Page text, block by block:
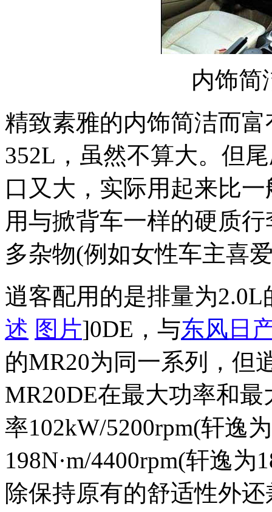
内饰简
精致素雅的内饰简洁而
352L，虽然不算大。但
口又大，实际用起来比
用与掀背车一样的硬质
多杂物(例如女性车主喜
逍客配用的是排量为
述 图片]0DE，与东风 日
的MR20为同一系列，但
MR20DE在最大功率和
率102kW/5200rpm(轩逸
198N·m/4400rpm(轩逸
除保持原有的舒适性外